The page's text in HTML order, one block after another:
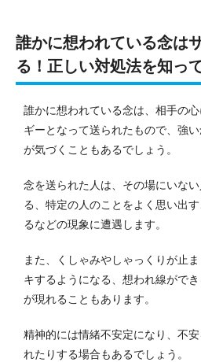
誰かに想われている念は
る！正しい対処法を知っ
誰かに想われている念は、相手の
ギーとなって送られたもので、強
が気づくこともあるでしょう。
念を送られた人は、その場にいな
る、特定の人のことをよく思い出
るなどの現象に遭遇します。
また、くしゃみやしゃっくりが止
キするようになる、想われ線がで
が現れることもあります。
精神的には情緒不安定になり、不
れたりする場合もあるでしょう。